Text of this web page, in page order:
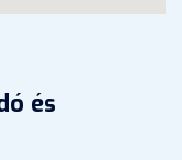
és